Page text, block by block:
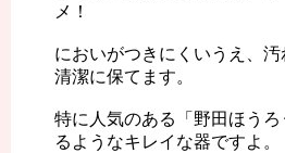
メ！
においがつきにくいうえ、汚
清潔に保てます。
特に人気のある「野田ほう
るようなキレイな器ですよ。